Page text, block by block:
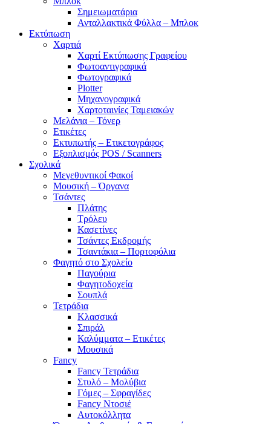
Σημειωματάρια
Ανταλλακτικά Φύλλα – Μπλοκ
Εκτύπωση
Χαρτιά
Χαρτί Εκτύπωσης Γραφείου
Φωτοαντιγραφικά
Φωτογραφικά
Plotter
Μηχανογραφικά
Χαρτοταινίες Ταμειακών
Μελάνια – Τόνερ
Ετικέτες
Εκτυπωτής – Ετικετογράφος
Εξοπλισμός POS / Scanners
Σχολικά
Μεγεθυντικοί Φακοί
Μουσική – Όργανα
Τσάντες
Πλάτης
Τρόλευ
Κασετίνες
Τσάντες Εκδρομής
Τσαντάκια – Πορτοφόλια
Φαγητό στο Σχολείο
Παγούρια
Φαγητοδοχεία
Σουπλά
Τετράδια
Κλασσικά
Σπιράλ
Καλύμματα – Ετικέτες
Μουσικά
Fancy
Fancy Τετράδια
Στυλό – Μολύβια
Γόμες – Σφραγίδες
Fancy Ντοσιέ
Αυτοκόλλητα